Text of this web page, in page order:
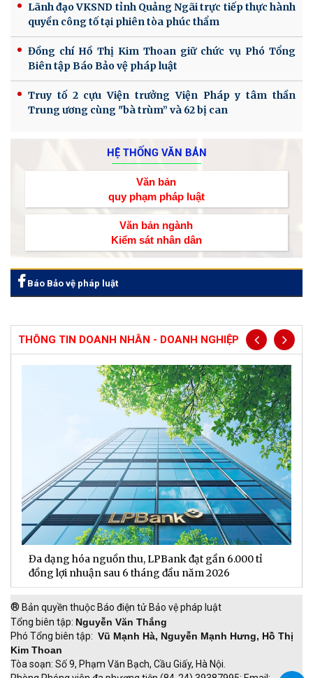
Lãnh đạo VKSND tỉnh Quảng Ngãi trực tiếp thực hành
quyền công tố tại phiên tòa phúc thẩm
Đồng chí Hồ Thị Kim Thoan giữ chức vụ Phó Tổng
Biên tập Báo Bảo vệ pháp luật
Truy tố 2 cựu Viện trưởng Viện Pháp y tâm thần
Trung ương cùng "bà trùm” và 62 bị can
HỆ THỐNG VĂN BẢN
Văn bản
quy phạm pháp luật
Văn bản ngành
Kiểm sát nhân dân
Báo Bảo vệ pháp luật
THÔNG TIN DOANH NHÂN - DOANH NGHIỆP
Đa dạng hóa nguồn thu, LPBank đạt gần 6.000 tỉ
đồng lợi nhuận sau 6 tháng đầu năm 2026
® Bản quyền thuộc Báo điện tử Bảo vệ pháp luật
Tổng biên tập: Nguyễn Văn Thắng
Phó Tổng biên tập: Vũ Mạnh Hà, Nguyễn Mạnh Hưng, Hồ Thị
Kim Thoan
Tòa soạn: Số 9, Phạm Văn Bạch, Cầu Giấy, Hà Nội.